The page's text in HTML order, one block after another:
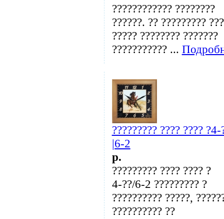
???????????? ????????
??????. ?? ?????????
????? ???????? ???????
??????????? ...
????????? ???? ???? ?4-
|6-2
p.
????????? ???? ???? ?
4-??/6-2 ????????? ?
?????????? ?????,
?????????? ??